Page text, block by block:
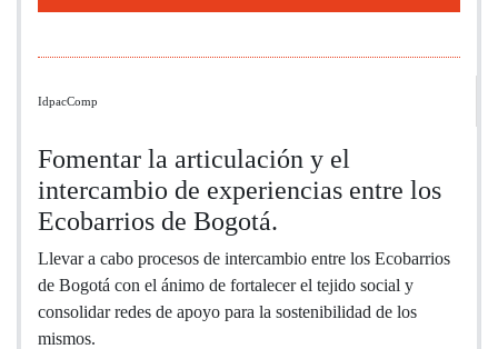
IdpacComp
Fomentar la articulación y el
intercambio de experiencias entre los
Ecobarrios de Bogotá.
Llevar a cabo procesos de intercambio entre los Ecobarrios
de Bogotá con el ánimo de fortalecer el tejido social y
consolidar redes de apoyo para la sostenibilidad de los
mismos.